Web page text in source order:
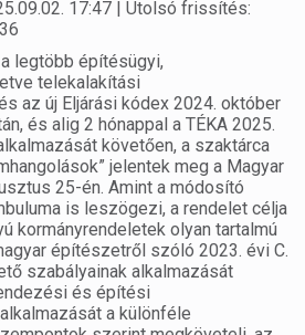
17:47 | Utolsó frissítés:
legtöbb építésügyi,
telekalakítási
az új Eljárási kódex 2024. október
és alig 2 hónappal a TÉKA 2025.
követően, a szaktárca
jelentek meg a Magyar
25-én. Amint a módosító
is leszögezi, a rendelet célja
kormányrendeletek olyan tartalmú
építészetről szóló 2023. évi C.
szabályainak alkalmazását
és építési
a különféle